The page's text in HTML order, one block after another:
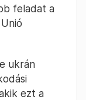
feladat a
ukrán
ezt a